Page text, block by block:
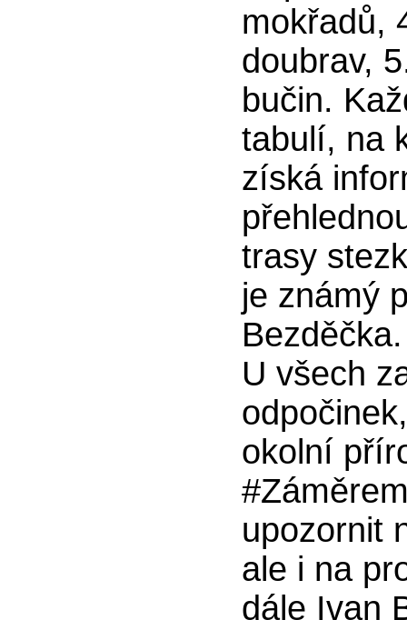
mokřadů,
doubrav,
bučin.
tabulí, na
získá
trasy
je známý
Bezděčka.
U všech
okolní
upozornit
ale i na
dále Ivan